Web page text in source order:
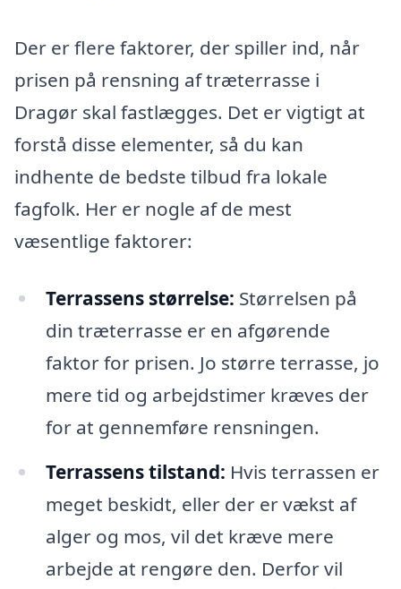
Der er flere faktorer, der spiller ind, når
prisen på rensning af træterrasse i
Dragør skal fastlægges. Det er vigtigt at
forstå disse elementer, så du kan
indhente de bedste tilbud fra lokale
fagfolk. Her er nogle af de mest
væsentlige faktorer:
Terrassens størrelse: Størrelsen på
din træterrasse er en afgørende
faktor for prisen. Jo større terrasse, jo
mere tid og arbejdstimer kræves der
for at gennemføre rensningen.
Terrassens tilstand: Hvis terrassen er
meget beskidt, eller der er vækst af
alger og mos, vil det kræve mere
arbejde at rengøre den. Derfor vil